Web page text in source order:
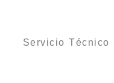
Servicio Técnico